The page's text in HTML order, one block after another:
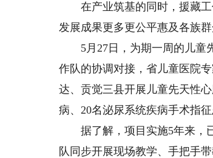
在产业筑基的同时，援藏工
发展成果更多更公平惠及各族
5月27日，为期一周的儿童先
作队的协调对接，省儿童医院
达、贡觉三县开展儿童先天性
病、20名泌尿系统疾病手术指
据了解，项目实施5年来，已
队同步开展现场教学、手把手